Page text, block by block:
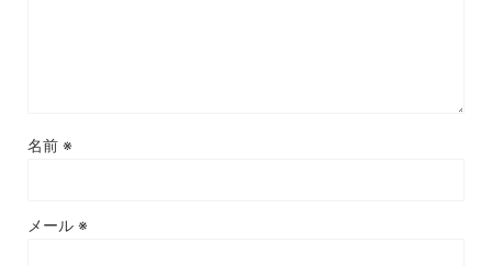
名前 ※
メール ※